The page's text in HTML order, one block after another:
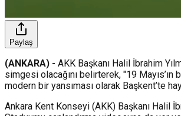
Paylaş
(ANKARA) - AKK Başkanı Halil İbrahim
simgesi olacağını belirterek, "19
modern bir yansıması olarak Başkent’te
Ankara Kent Konseyi (AKK) Başkanı Halil